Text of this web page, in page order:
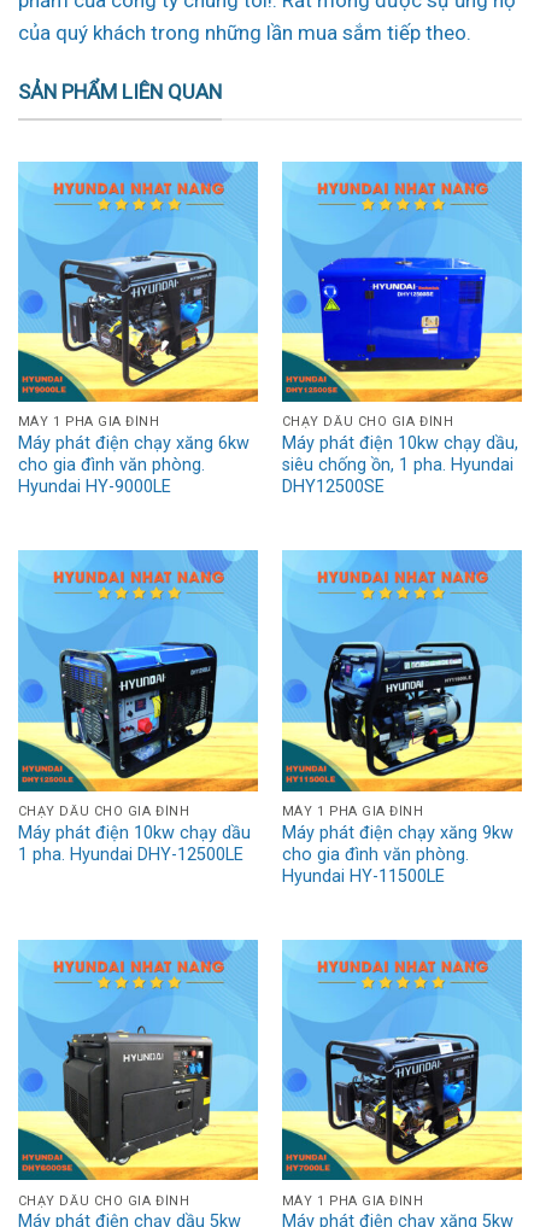
của quý khách trong những lần mua sắm tiếp theo.
SẢN PHẨM LIÊN QUAN
MÁY 1 PHA GIA ĐÌNH
Máy phát điện chạy xăng 6kw
cho gia đình văn phòng.
Hyundai HY-9000LE
CHẠY DẦU CHO GIA ĐÌNH
Máy phát điện 10kw chạy dầu,
siêu chống ồn, 1 pha. Hyundai
DHY12500SE
CHẠY DẦU CHO GIA ĐÌNH
Máy phát điện 10kw chạy dầu
1 pha. Hyundai DHY-12500LE
MÁY 1 PHA GIA ĐÌNH
Máy phát điện chạy xăng 9kw
cho gia đình văn phòng.
Hyundai HY-11500LE
CHẠY DẦU CHO GIA ĐÌNH
Máy phát điện chạy dầu 5kw
MÁY 1 PHA GIA ĐÌNH
Máy phát điện chạy xăng 5kw